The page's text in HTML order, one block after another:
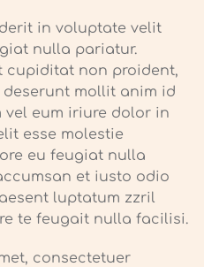
in voluptate velit
nulla pariatur.
cupiditat non proident,
mollit anim id
vel eum iriure dolor in
esse molestie
eu feugiat nulla
et iusto odio
luptatum zzril
te feugait nulla facilisi.
consectetuer